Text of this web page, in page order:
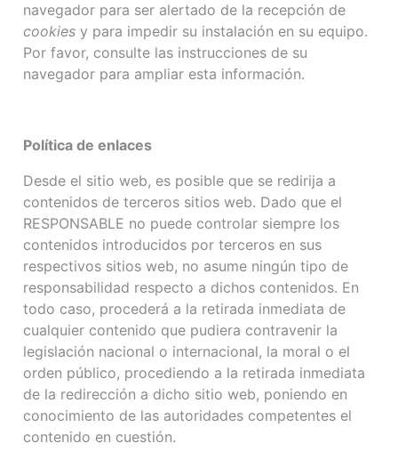
navegador para ser alertado de la recepción de
cookiesy para impedir su instalación en su equipo.
Por favor, consulte las instrucciones de su
navegador para ampliar esta información.
Política de enlaces
Desde el sitio web, es posible que se redirija a
contenidos de terceros sitios web. Dado que el
RESPONSABLE no puede controlar siempre los
contenidos introducidos por terceros en sus
respectivos sitios web, no asume ningún tipo de
responsabilidad respecto a dichos contenidos. En
todo caso, procederá a la retirada inmediata de
cualquier contenido que pudiera contravenir la
legislación nacional o internacional, la moral o el
orden público, procediendo a la retirada inmediata
de la redirección a dicho sitio web, poniendo en
conocimiento de las autoridades competentes el
contenido en cuestión.